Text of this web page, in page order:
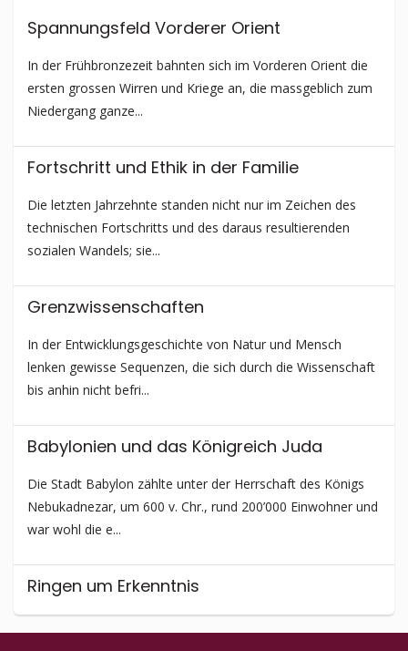
Spannungsfeld Vorderer Orient
In der Frühbronzezeit bahnten sich im Vorderen Orient die
ersten grossen Wirren und Kriege an, die massgeblich zum
Niedergang ganze...
Fortschritt und Ethik in der Familie
Die letzten Jahrzehnte standen nicht nur im Zeichen des
technischen Fortschritts und des daraus resultierenden
sozialen Wandels; sie...
Grenzwissen­schaften
In der Entwicklungs­geschichte von Natur und Mensch
lenken gewisse Sequenzen, die sich durch die Wissenschaft
bis anhin nicht befri...
Babylonien und das Königreich Juda
Die Stadt Babylon zählte unter der Herrschaft des Königs
Nebukadnezar, um 600 v. Chr., rund 200’000 Einwohner und
war wohl die e...
Ringen um Erkenntnis